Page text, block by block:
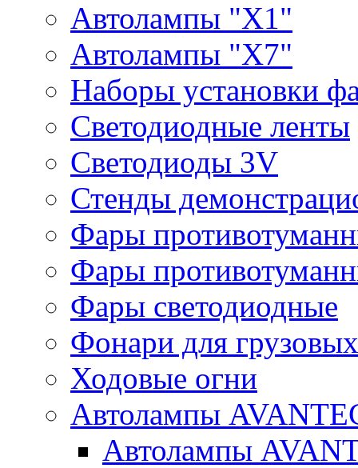
Автолампы "Х1"
Автолампы "Х7"
Наборы установки
Светодиодные ленты
Светодиоды 3V
Стенды
Фары
Фары
Фары светодиодные
Фонари для
Ходовые огни
Автолампы
Автолампы